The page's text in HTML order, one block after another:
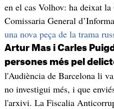
en el cas Volhov: ha deixat
Comissaria General
una nova peça de la trama
Artur Mas i Carles
persones més pel
l'Audiència de Barcelona li
no investigui més, i que
l'arxivi. La Fiscalia